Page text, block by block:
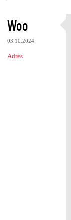
K
o
m
e
Woo
03.10.2024
Adres